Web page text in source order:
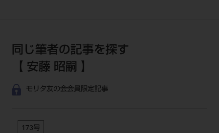
同じ筆者の記事を探す
【 安藤 昭嗣 】
モリタ友の会会員限定記事
173号